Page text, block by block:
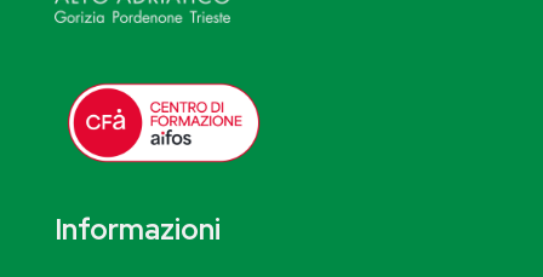
Informazioni